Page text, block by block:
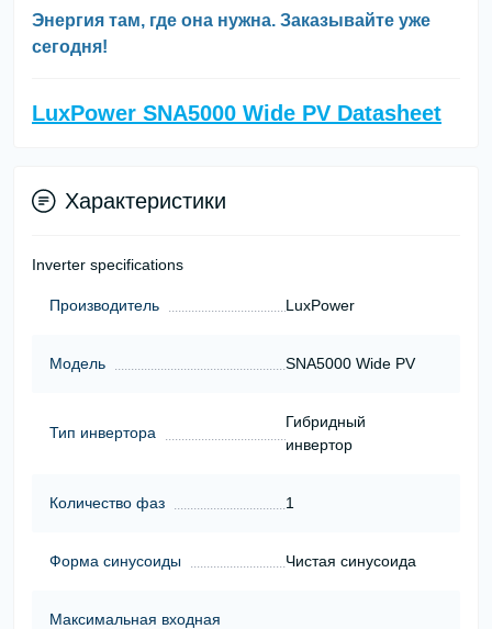
Энергия там, где она нужна. Заказывайте уже
сегодня!
LuxPower SNA5000 Wide PV Datasheet
Характеристики
Inverter specifications
Производитель LuxPower
Модель SNA5000 Wide PV
Тип инвертора
Гибридный
инвертор
Количество фаз 1
Форма синусоиды Чистая синусоида
Максимальная входная